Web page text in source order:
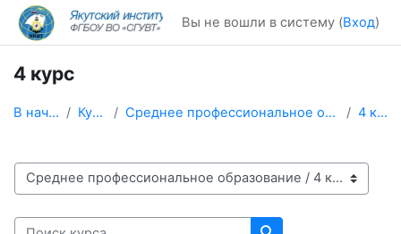
Перейти к основному содержанию
Вы не вошли в систему (Вход)
4 курс
В начало Курсы Среднее профессиональное образование 4 курс
Категории курсов
Поиск курса